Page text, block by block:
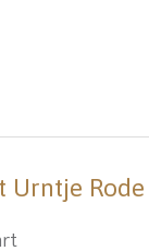
Rode